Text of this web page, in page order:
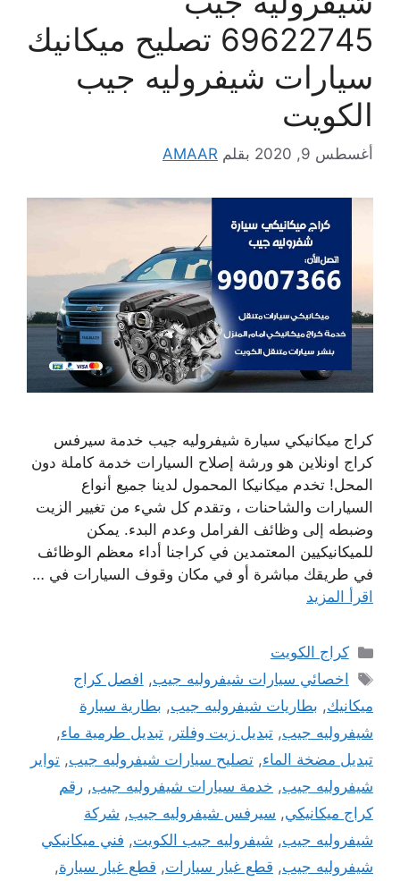
69622745 تصليح ميكانيك
سيارات شيفروليه جيب
الكويت
أغسطس 9, 2020 بقلم AMAAR
كراج ميكانيكي سيارة شيفروليه جيب خدمة سيرفس
كراج اونلاين هو ورشة إصلاح السيارات خدمة كاملة دون
المحل! تخدم ميكانيكا المحمول لدينا جميع أنواع
السيارات والشاحنات ، وتقدم كل شيء من تغيير الزيت
وضبطه إلى وظائف الفرامل وعدم البدء. يمكن
للميكانيكيين المعتمدين في كراجنا أداء معظم الوظائف
في طريقك مباشرة أو في مكان وقوف السيارات في …
اقرأ المزيد
التصنيفات
كراج الكويت
الوسوم
اخصائي سيارات شيفروليه جيب, افصل كراج
ميكانيك, بطاريات شيفروليه جيب, بطارية سيارة
شيفروليه جيب, تبديل زيت وفلتر , تبديل طرمية ماء,
تبديل مضخة الماء, تصليح سيارات شيفروليه جيب, تواير
شيفروليه جيب, خدمة سيارات شيفروليه جيب, رقم
كراج ميكانيكي, سيرفس شيفروليه جيب, شركة
شيفروليه جيب, شيفروليه جيب الكويت, فني ميكانيكي
شيفروليه جيب, قطع غيار سيارات, قطع غيار سيارة,